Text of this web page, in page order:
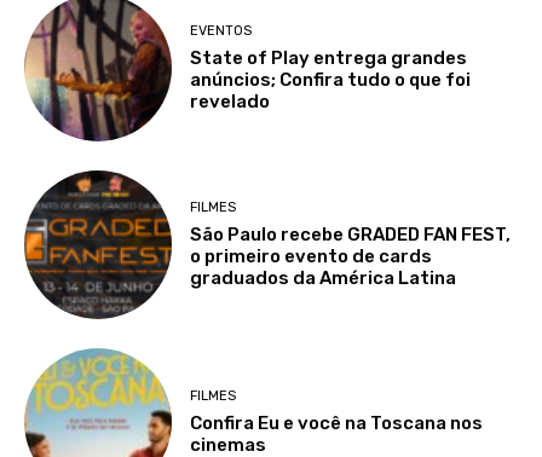
EVENTOS
State of Play entrega grandes
anúncios; Confira tudo o que foi
revelado
FILMES
São Paulo recebe GRADED FAN FEST,
o primeiro evento de cards
graduados da América Latina
FILMES
Confira Eu e você na Toscana nos
cinemas